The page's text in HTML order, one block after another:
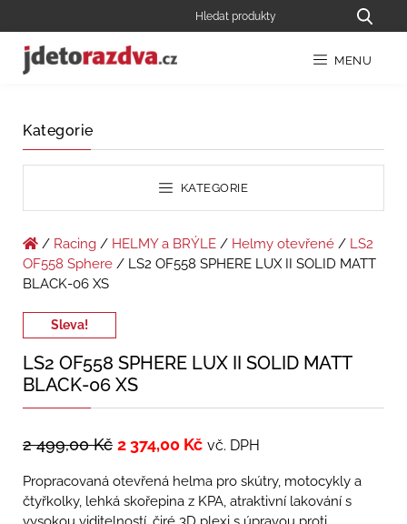
MENU
Kategorie
KATEGORIE
/ Racing / HELMY a BRÝLE / Helmy otevřené / LS2
OF558 Sphere / LS2 OF558 SPHERE LUX II SOLID MATT
BLACK-06 XS
Sleva!
LS2 OF558 SPHERE LUX II SOLID MATT
BLACK-06 XS
2 499,00Kč 2 374,00 Kč vč. DPH
Propracovaná otevřená helma pro skútry, motocykly a
čtyřkolky, lehká skořepina z KPA, atraktivní lakování s